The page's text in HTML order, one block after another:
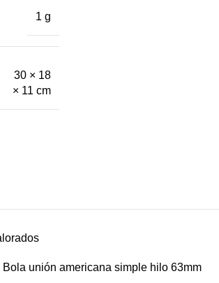
unión americana simple hilo 63mm
1 g
30 × 18
× 11 cm